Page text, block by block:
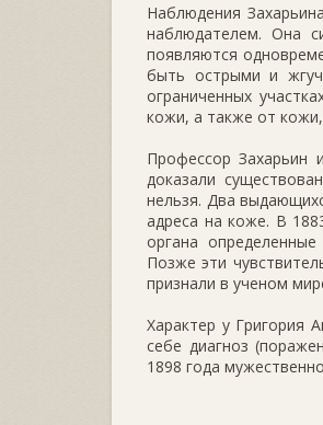
Наблюдения
наблюдателем. Она
появляются
быть острыми и
ограниченных
кожи, а также от
Профессор Захарьин
доказали
нельзя. Два
адреса на коже. В
органа
Позже эти
признали в ученом
Характер у Григория
себе диагноз
1898 года